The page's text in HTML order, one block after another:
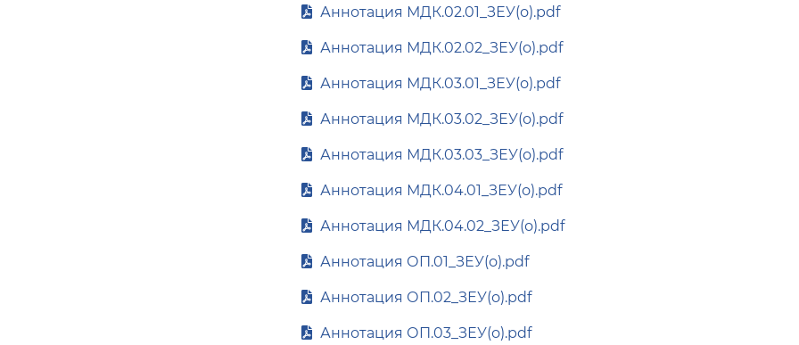
Аннотация МДК.02.01_ЗЕУ(о).pdf
Аннотация МДК.02.02_ЗЕУ(о).pdf
Аннотация МДК.03.01_ЗЕУ(о).pdf
Аннотация МДК.03.02_ЗЕУ(о).pdf
Аннотация МДК.03.03_ЗЕУ(о).pdf
Аннотация МДК.04.01_ЗЕУ(о).pdf
Аннотация МДК.04.02_ЗЕУ(о).pdf
Аннотация ОП.01_ЗЕУ(о).pdf
Аннотация ОП.02_ЗЕУ(о).pdf
Аннотация ОП.03_ЗЕУ(о).pdf